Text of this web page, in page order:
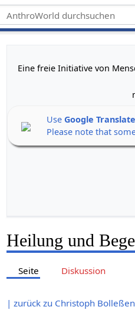
Eine freie Initiative von
UseGoogle Translate
Please note that
Heilung und
Seite Diskussion
| zurück zu Christoph